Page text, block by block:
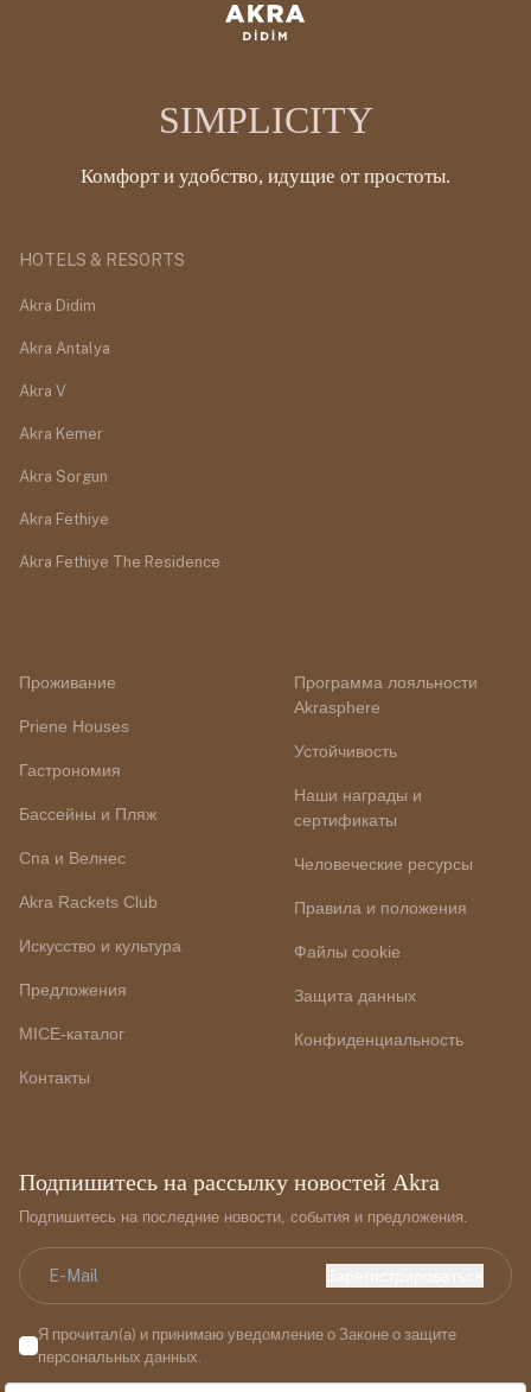
SIMPLICITY
Комфорт и удобство, идущие от простоты.
HOTELS & RESORTS
Akra Didim
Akra Antalya
Akra V
Akra Kemer
Akra Sorgun
Akra Fethiye
Akra Fethiye The Residence
Проживание
Priene Houses
Гастрономия
Бассейны и Пляж
Спа и Велнес
Akra Rackets Club
Искусство и культура
Предложения
MICE-каталог
Контакты
Программа лояльности
Akrasphere
Устойчивость
Наши награды и
сертификаты
Человеческие ресурсы
Правила и положения
Файлы cookie
Защита данных
Конфиденциальность
Подпишитесь на рассылку новостей Akra
Подпишитесь на последние новости, события и предложения.
Я прочитал(а) и принимаю уведомление о Законе о защите
персональных данных.